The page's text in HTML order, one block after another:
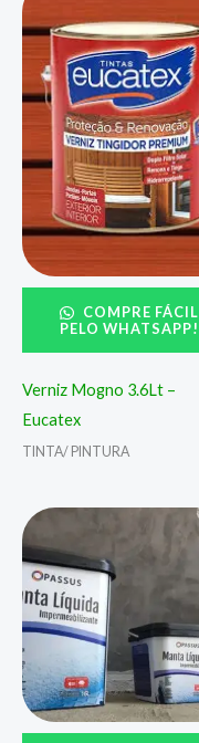
COMPRE FÁCIL
PELO WHATSAPP!
Verniz Mogno 3.6Lt –
Eucatex
TINTA/ PINTURA